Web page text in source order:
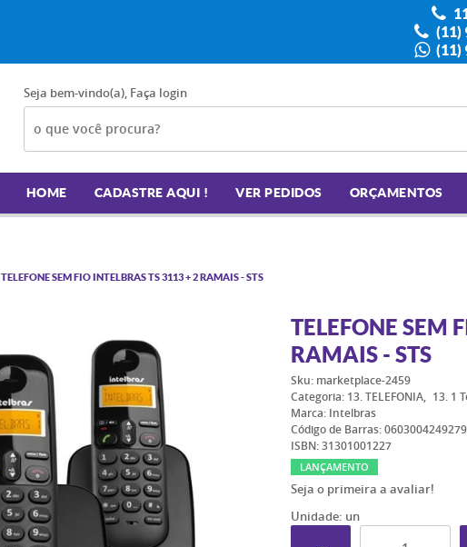
(11)
(11)
Seja bem-vindo(a), Faça login
HOME CADASTRE AQUI ! VER PEDIDOS ORÇAMENTOS
TELEFONE SEM FIO INTELBRAS TS 3113 + 2 RAMAIS - STS
TELEFONE SEM
RAMAIS - STS
Sku: marketplace-2459
Categoria: 13. TELEFONIA 13. 1
Marca: Intelbras
Código de Barras:0603004249279
ISBN:31301001227
LANÇAMENTO
Seja o primeira a avaliar!
Unidade: un